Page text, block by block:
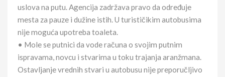
uslova na putu. Agencija zadržava pravo da određuje
mesta za pauze i dužine istih. U turističikim autobusima
nije moguća upotreba toaleta.
• Mole se putnici da vode računa o svojim putnim
ispravama, novcu i stvarima u toku trajanja aranžmana.
Ostavljanje vrednih stvari u autobusu nije preporučljivo